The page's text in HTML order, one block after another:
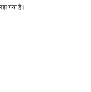
गया है।